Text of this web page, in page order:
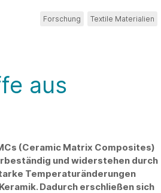
Forschung Textile Materialien
aus
(Ceramic Matrix Composites)
und widerstehen durch
Temperaturänderungen
Dadurch erschließen sich